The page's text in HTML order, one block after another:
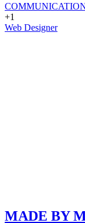
+1
Web Designer
MADE BY